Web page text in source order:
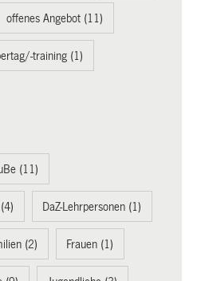
offenes Angebot (11)
training (1)
(11)
DaZ-Lehrpersonen (1)
(2) Frauen (1)